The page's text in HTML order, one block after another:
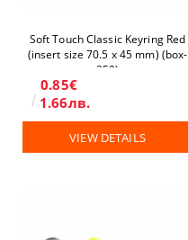
Soft Touch Classic Keyring Red
(insert size 70.5 x 45 mm) (box-
250)
0.85€
1.66лв.
VIEW DETAILS